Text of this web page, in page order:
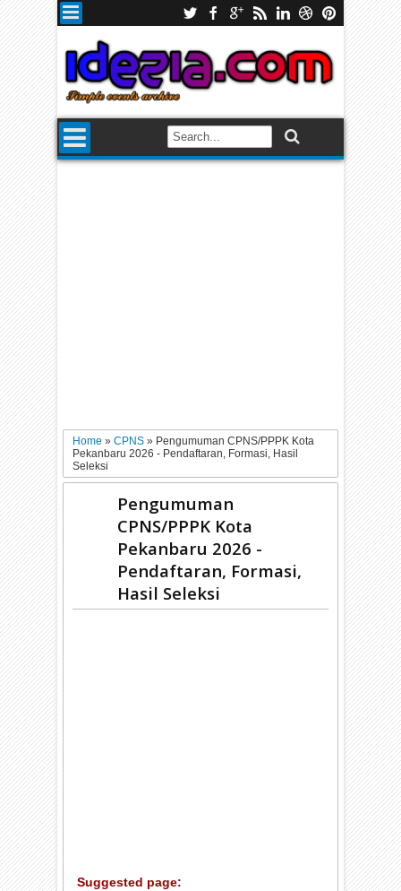
Home»CPNS» Pengumuman CPNS/PPPK Kota
Pekanbaru 2026 - Pendaftaran, Formasi, Hasil
Seleksi
Pengumuman
CPNS/PPPK Kota
Pekanbaru 2026 -
Pendaftaran, Formasi,
Hasil Seleksi
Suggested page: